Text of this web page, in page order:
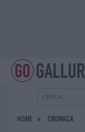
HOME CRONACA